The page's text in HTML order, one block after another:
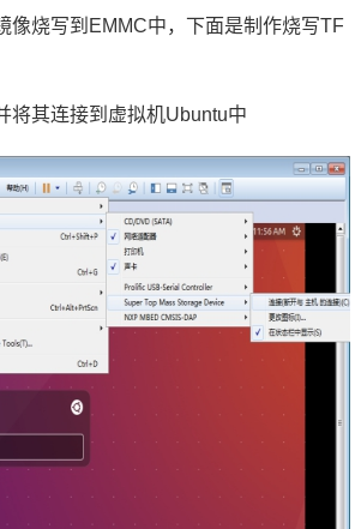
像烧写到EMMC中，下面是制作烧写TF
将其连接到虚拟机Ubuntu中